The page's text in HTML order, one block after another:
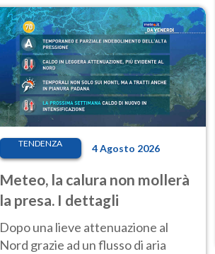
TENDENZA 4 Agosto 2026
Meteo, la calura non mollerà
la presa. I dettagli
Dopo una lieve attenuazione al
Nord grazie ad un flusso di aria